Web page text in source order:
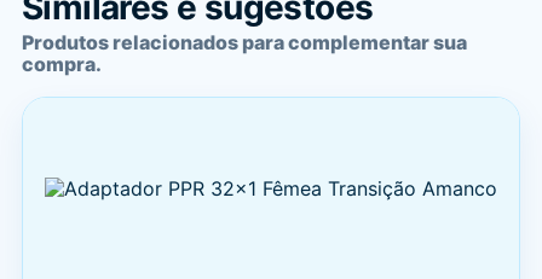
Produtos relacionados para complementar sua
compra.